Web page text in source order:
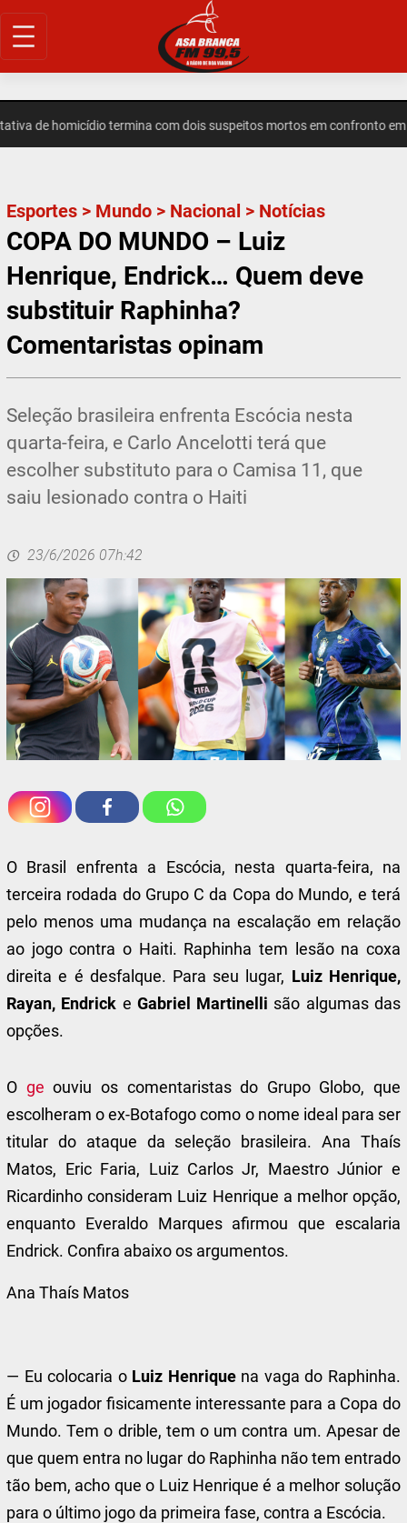
Pular
para
de homicídio termina com dois suspeitos mortos em confronto em
Esportes > Mundo > Nacional > Notícias
COPA DO MUNDO – Luiz
Henrique, Endrick… Quem deve
substituir Raphinha?
Comentaristas opinam
Seleção brasileira enfrenta Escócia nesta
quarta-feira, e Carlo Ancelotti terá que
escolher substituto para o Camisa 11, que
saiu lesionado contra o Haiti
23/6/2026 07h:42
O Brasil enfrenta a Escócia, nesta quarta-feira, na
terceira rodada do Grupo C da Copa do Mundo, e terá
pelo menos uma mudança na escalação em relação
ao jogo contra o Haiti. Raphinha tem lesão na coxa
direita e é desfalque. Para seu lugar, Luiz Henrique,
Rayan, Endrick e Gabriel Martinelli são algumas das
opções.
O ge ouviu os comentaristas do Grupo Globo, que
escolheram o ex-Botafogo como o nome ideal para ser
titular do ataque da seleção brasileira.Ana Thaís
Matos, Eric Faria, Luiz Carlos Jr, Maestro Júnior e
Ricardinho consideram Luiz Henrique a melhor opção,
enquanto Everaldo Marques afirmou que escalaria
Endrick. Confira abaixo os argumentos.
Ana Thaís Matos
— Eu colocaria o Luiz Henriquena vaga do Raphinha.
É um jogador fisicamente interessante para a Copa do
Mundo. Tem o drible, tem o um contra um. Apesar de
que quem entra no lugar do Raphinha não tem entrado
tão bem, acho que o Luiz Henrique é a melhor solução
para o último jogo da primeira fase, contra a Escócia.